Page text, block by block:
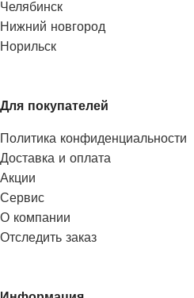
Челябинск
Нижний новгород
Норильск
Для покупателей
Политика конфиденциальности
Доставка и оплата
Акции
Сервис
О компании
Отследить заказ